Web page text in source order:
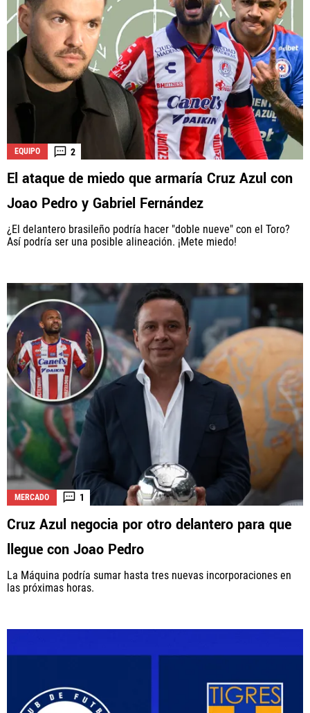
EQUIPO 2
El ataque de miedo que armaría Cruz Azul con
Joao Pedro y Gabriel Fernández
¿El delantero brasileño podría hacer "doble nueve" con el Toro?
Así podría ser una posible alineación. ¡Mete miedo!
MERCADO 1
Cruz Azul negocia por otro delantero para que
llegue con Joao Pedro
La Máquina podría sumar hasta tres nuevas incorporaciones en
las próximas horas.